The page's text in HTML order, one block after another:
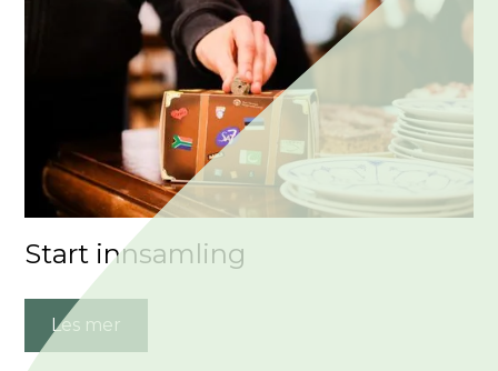
Start innsamling
Les mer